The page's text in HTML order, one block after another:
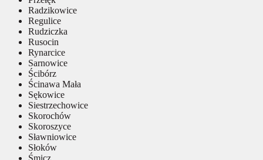
Radzikowice
Regulice
Rudziczka
Rusocin
Rynarcice
Sarnowice
Ścibórz
Ścinawa Mała
Sękowice
Siestrzechowice
Skorochów
Skoroszyce
Sławniowice
Słoków
Śmicz